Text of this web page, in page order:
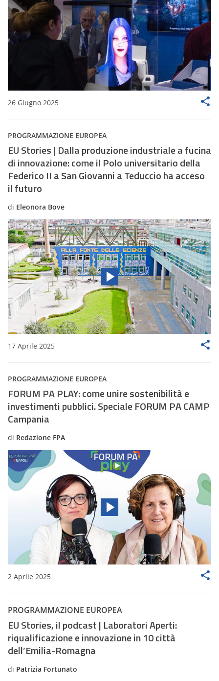
26 Giugno 2025
PROGRAMMAZIONE EUROPEA
EU Stories | Dalla produzione industriale a fucina
di innovazione: come il Polo universitario della
Federico II a San Giovanni a Teduccio ha acceso
il futuro
di Eleonora Bove
17 Aprile 2025
PROGRAMMAZIONE EUROPEA
FORUM PA PLAY: come unire sostenibilità e
investimenti pubblici. Speciale FORUM PA CAMP
Campania
di Redazione FPA
2 Aprile 2025
PROGRAMMAZIONE EUROPEA
EU Stories, il podcast | Laboratori Aperti:
riqualificazione e innovazione in 10 città
dell’Emilia-Romagna
di Patrizia Fortunato